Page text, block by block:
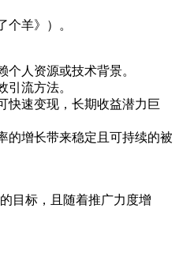
个羊》）。
人资源或技术背景。
引流方法。
快速变现，长期收益潜力巨
的增长带来稳定且可持续的被
目标，且随着推广力度增